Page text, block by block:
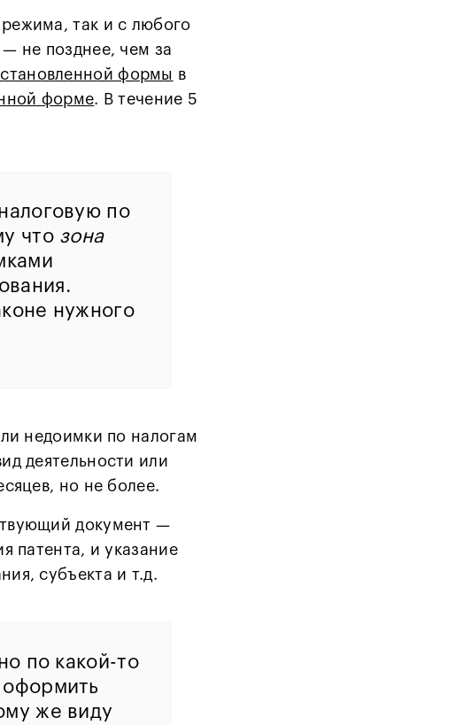
так и с любого
не позднее, чем за
формы в
форме. В течение 5
по
что зона
нужного
недоимки по налогам
деятельности или
но не более.
документ —
патента, и указание
субъекта и т.д.
по какой-то
же виду